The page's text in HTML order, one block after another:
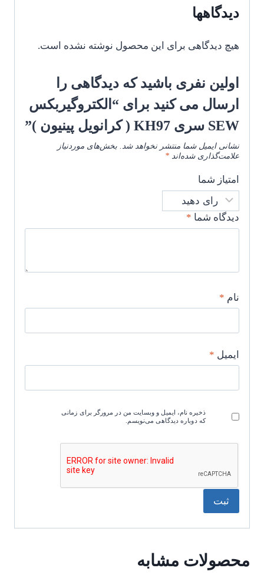
دیدگاهها
هیچ دیدگاهی برای این محصول نوشته نشده است.
اولین نفری باشید که دیدگاهی را
ارسال می کنید برای “الکتروگیربکس
SEW سری KH97 ( کرانویل پینیون )”
نشانی ایمیل شما منتشر نخواهد شد. بخش‌های موردنیاز
علامت‌گذاری شده‌اند *
امتیاز شما
دیدگاه شما *
نام *
ایمیل *
ذخیره نام، ایمیل و وبسایت من در مرورگر برای زمانی
که دوباره دیدگاهی می‌نویسم.
محصولات مشابه